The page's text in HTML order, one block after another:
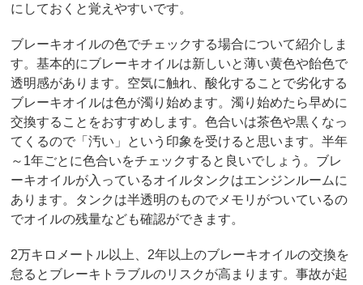
にしておくと覚えやすいです。
ブレーキオイルの色でチェックする場合について紹介しま
す。基本的にブレーキオイルは新しいと薄い黄色や飴色で
透明感があります。空気に触れ、酸化することで劣化する
ブレーキオイルは色が濁り始めます。濁り始めたら早めに
交換することをおすすめします。色合いは茶色や黒くなっ
てくるので「汚い」という印象を受けると思います。半年
～1年ごとに色合いをチェックすると良いでしょう。ブレ
ーキオイルが入っているオイルタンクはエンジンルームに
あります。タンクは半透明のものでメモリがついているの
でオイルの残量なども確認ができます。
2万キロメートル以上、2年以上のブレーキオイルの交換を
怠るとブレーキトラブルのリスクが高まります。事故が起